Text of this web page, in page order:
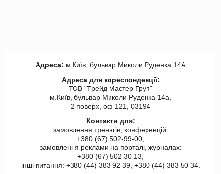
Адреса: м.Київ, бульвар Миколи Руденка 14А
Адреса для кореспонденції:
ТОВ "Tрейд Мастер Груп"
м.Київ, бульвар Миколи Руденка 14а,
2 поверх, оф 121, 03194
Контакти для:
замовлення треннгів, конференцій:
+380 (67) 502-99-00,
замовлення реклами на порталі, журналах:
+380 (67) 502 30 13,
інші питання: +380 (44) 383 92 39, +380 (44) 383 50 34.